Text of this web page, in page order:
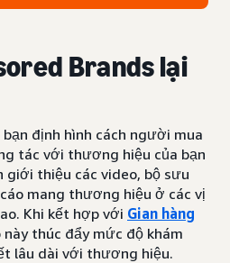
Brands lại
định hình cách người mua
tác với thương hiệu của bạn
giới thiệu các video, bộ sưu
mang thương hiệu ở các vị
Khi kết hợp với Gian hàng
này thúc đẩy mức độ khám
lâu dài với thương hiệu.